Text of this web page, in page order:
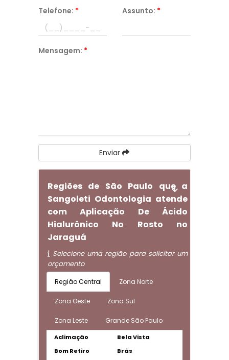
Telefone: * Assunto: *
Mensagem: *
Enviar
Regiões de São Paulo que a
Sangoleti Odontologia atende
com Aplicação De Ácido
Hialurônico No Rosto no
Jaraguá
Selecione uma região para solicitar um
orçamento
Região Central Zona Norte
Zona Oeste Zona Sul
Zona Leste Grande São Paulo
Aclimação
Bela Vista
Bom Retiro
Brás